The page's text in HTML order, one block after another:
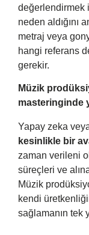
değerlendirmek
neden aldığını
metraj veya
hangi referans
gerekir.
Müzik
masteringinde
Yapay zeka
kesinlikle bir
zaman verileni
süreçleri ve
Müzik
kendi
sağlamanın tek